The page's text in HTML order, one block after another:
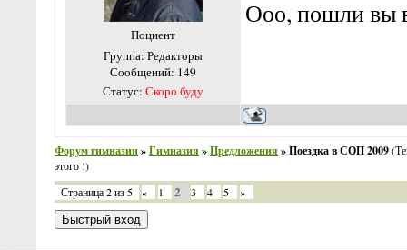
Поциент
Группа: Редакторы
Сообщений: 149
Статус: Скоро буду
Ооо, пошли вы
Форум гимназии»Гимназия »Предложения »Поездка в СОП 2009
этого !)
Страница2из 5 « 1 2 3 4 5 »